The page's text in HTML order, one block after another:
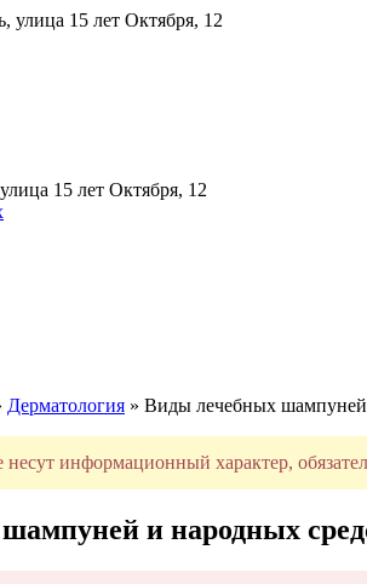
улица 15 лет Октября, 12
15 лет Октября, 12
Дерматология » Виды лечебных шампуней
информационный характер,
и народных